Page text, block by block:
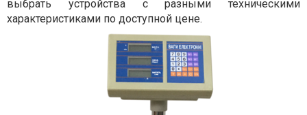
выбрать устройства с разными техническими
характеристиками по доступной цене.